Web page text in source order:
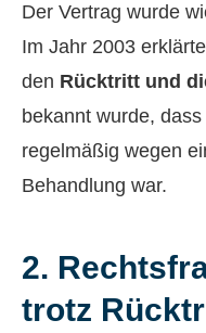
Der Vertrag wurde
Im Jahr 2003
den Rücktritt und
bekannt wurde,
regelmäßig wegen
Behandlung war.
2.
trotz